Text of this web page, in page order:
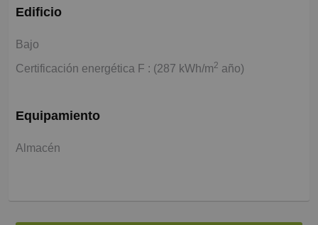
Edificio
Bajo
Certificación energética F : (287 kWh/m2 año)
Equipamiento
Almacén